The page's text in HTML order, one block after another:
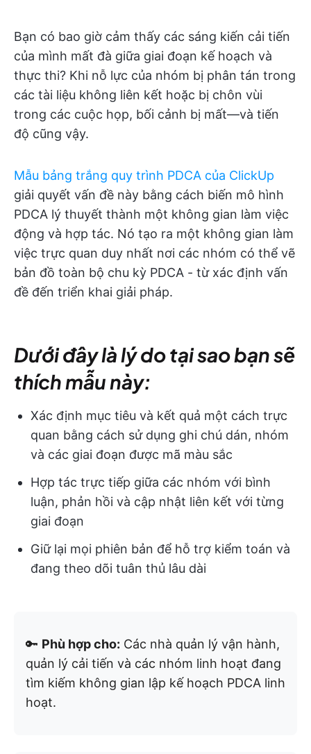
Bạn có bao giờ cảm thấy các sáng kiến cải tiến
của mình mất đà giữa giai đoạn kế hoạch và
thực thi? Khi nỗ lực của nhóm bị phân tán trong
các tài liệu không liên kết hoặc bị chôn vùi
trong các cuộc họp, bối cảnh bị mất—và tiến
độ cũng vậy.
Mẫu bảng trắng quy trình PDCA của ClickUp
giải quyết vấn đề này bằng cách biến mô hình
PDCA lý thuyết thành một không gian làm việc
động và hợp tác. Nó tạo ra một không gian làm
việc trực quan duy nhất nơi các nhóm có thể vẽ
bản đồ toàn bộ chu kỳ PDCA - từ xác định vấn
đề đến triển khai giải pháp.
Dưới đây là lý do tại sao bạn sẽ
thích mẫu này:
Xác định mục tiêu và kết quả một cách trực
quan bằng cách sử dụng ghi chú dán, nhóm
và các giai đoạn được mã màu sắc
Hợp tác trực tiếp giữa các nhóm với bình
luận, phản hồi và cập nhật liên kết với từng
giai đoạn
Giữ lại mọi phiên bản để hỗ trợ kiểm toán và
đang theo dõi tuân thủ lâu dài
🔑 Phù hợp cho: Các nhà quản lý vận hành,
quản lý cải tiến và các nhóm linh hoạt đang
tìm kiếm không gian lập kế hoạch PDCA linh
hoạt.